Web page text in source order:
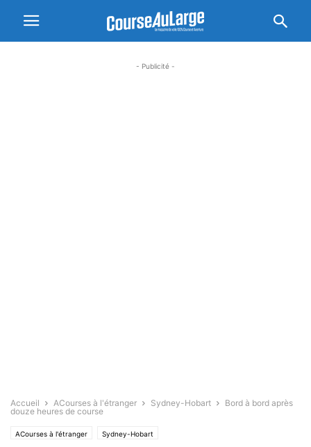
- Publicité -
Accueil ACourses à l'étranger Sydney-Hobart
Bord à bord après
douze heures de course
ACourses à l'étranger Sydney-Hobart